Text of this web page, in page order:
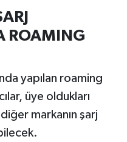
ROAMING
yapılan roaming
üye oldukları
markanın şarj